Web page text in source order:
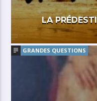
LA
GRANDES QUESTIONS